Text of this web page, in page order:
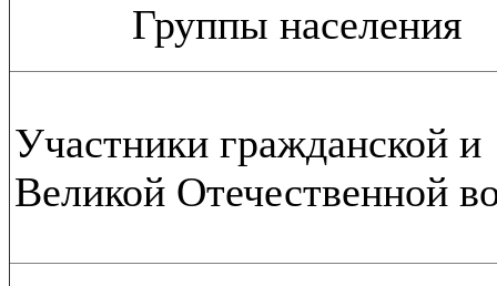
Группы населения
Участники гражданской и
Великой Отечественной